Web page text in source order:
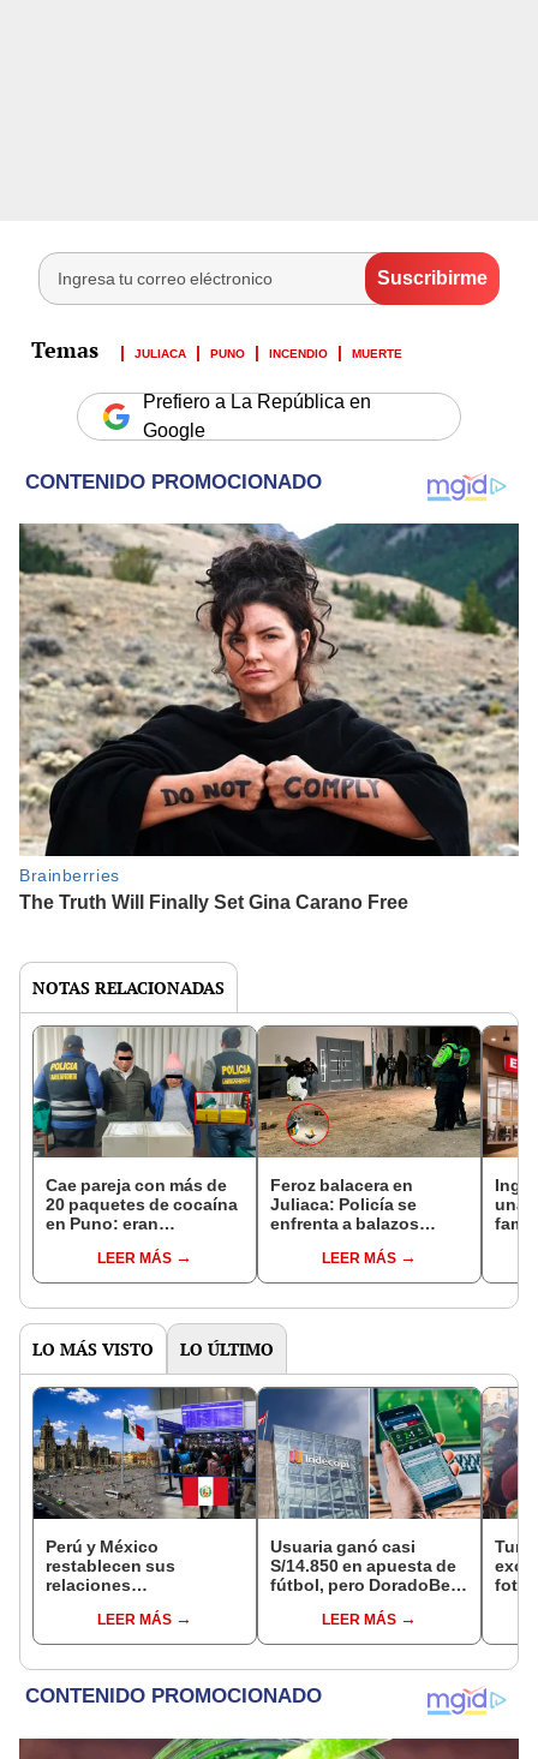
JULIACA PUNO INCENDIO MUERTE
Prefiero a La República en
Google
NOTAS RELACIONADAS
Cae pareja con más de
20 paquetes de cocaína
en Puno: eran
fuertes dentro de
maletas
LEER MÁS
Feroz balacera en
Juliaca: Policía se
enfrenta a balazos
saqueaban una casa
LEER MÁS
una
LO MÁS VISTO LO ÚLTIMO
Perú y México
restablecen sus
relaciones
anulan los visados?
LEER MÁS
Usuaria ganó casi
S/14.850 en apuesta de
fútbol, pero DoradoBet
Indecopi multó a la
empresa con más de S/
LEER MÁS